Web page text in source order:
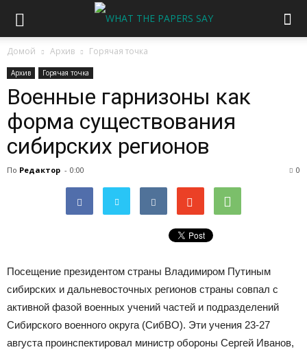
Домой Архив Горячая точка
Архив Горячая точка
Военные гарнизоны как
форма существования
сибирских регионов
По Редактор - 0:00 0
Посещение президентом страны Владимиром Путиным
сибирских и дальневосточных регионов страны совпал с
активной фазой военных учений частей и подразделений
Сибирского военного округа (СибВО). Эти учения 23-27
августа проинспектировал министр обороны Сергей Иванов,